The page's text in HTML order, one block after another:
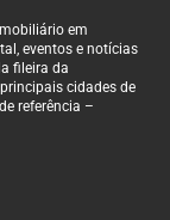
em
eventos e notícias
fileira da
cidades de
referência –